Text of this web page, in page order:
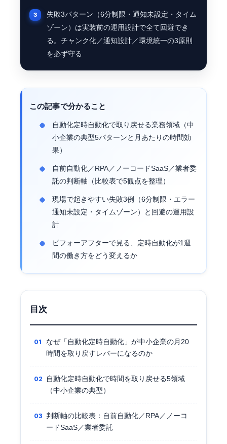
失敗3パターン（6分制限・通知未設定・タイム
ゾーン）は実装前の運用設計で全て回避でき
る。チャンク化／通知設計／環境統一の3原則
を必ず守る
この記事で分かること
自動化定時自動化で取り戻せる業務領域（中
小企業の典型5パターンと月あたりの時間効
果）
自前自動化／RPA／ノーコードSaaS／業者委
託の判断軸（比較表で5観点を整理）
現場で起きやすい失敗3例（6分制限・エラー
通知未設定・タイムゾーン）と回避の運用設
計
ビフォーアフターで見る、定時自動化が1週
間の働き方をどう変えるか
目次
なぜ「自動化定時自動化」が中小企業の月20
時間を取り戻すレバーになるのか
自動化定時自動化で時間を取り戻せる5領域
（中小企業の典型）
判断軸の比較表：自前自動化／RPA／ノーコ
ードSaaS／業者委託